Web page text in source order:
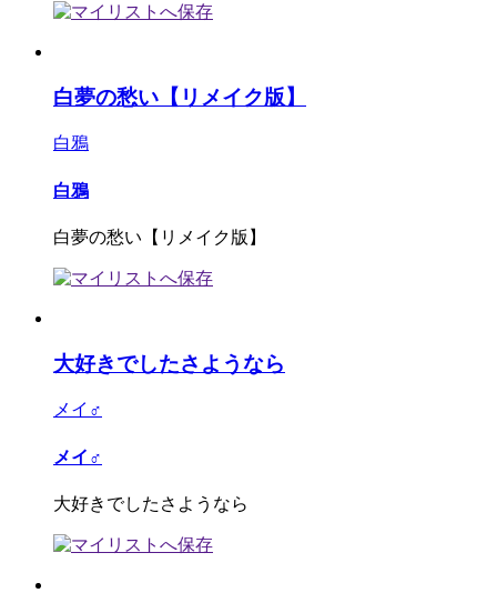
白夢の愁い【リメイク版】
白鴉
白鴉
白夢の愁い【リメイク版】
大好きでしたさようなら
メイ♂
メイ♂
大好きでしたさようなら